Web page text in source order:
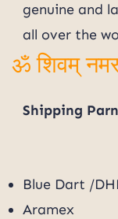
genuine and
all over the
Shipping
Blue Dart /
Aramex
ॐ शिवम्